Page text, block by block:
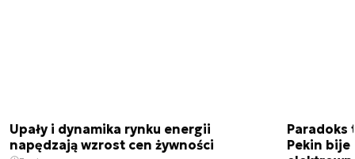
Upały i dynamika rynku energii
napędzają wzrost cen żywności
Paradoks
Pekin bije